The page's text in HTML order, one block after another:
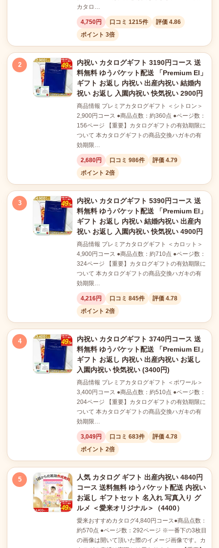
カタロ…
4,750円 口コミ 1215件
評価 4.86
ポイント 3倍
2
内祝い カタログギフト 3190円コース 送
料無料 ゆうパケット配送 「Premium El」
ギフト お返し 内祝い 出産内祝い 結婚内
祝い お返し 入園内祝い 快気祝い 2900円
商品情報 プレミアカタログギフト ＜シトロン＞
2,900円コース ●商品点数：約360点 ●ページ数：
156ページ 【重要】カタログギフトの有効期限に
ついて 本カタログギフトの商品交換ハガキの有
効期限…
2,680円 口コミ 986件
評価 4.79
ポイント 2倍
3
内祝い カタログギフト 5390円コース 送
料無料 ゆうパケット配送 「Premium El」
ギフト お返し 内祝い 結婚内祝い 出産内
祝い お返し 入園内祝い 快気祝い 4900円
商品情報 プレミアカタログギフト ＜カロット＞
4,900円コース ●商品点数：約710点 ●ページ数：
324ページ 【重要】カタログギフトの有効期限に
ついて 本カタログギフトの商品交換ハガキの有
効期限…
4,216円 口コミ 845件
評価 4.78
ポイント 2倍
4
内祝い カタログギフト 3740円コース 送
料無料 ゆうパケット配送 「Premium El」
ギフト お返し 内祝い 出産内祝い お返し
入園内祝い 快気祝い (3400円)
商品情報 プレミアカタログギフト ＜ポワール＞
3,400円コース ●商品点数：約510点 ●ページ数：
204ページ 【重要】カタログギフトの有効期限に
ついて 本カタログギフトの商品交換ハガキの有
効期限…
3,049円 口コミ 683件
評価 4.78
ポイント 2倍
5
人気 カタログ ギフト 出産内祝い 4840円
コース 送料無料 ゆうパケット配送 内祝い
お返し ギフトセット 名入れ 写真入り グ
ルメ ＜愛来オリジナル＞（4400）
愛来おすすめカタログ4,840円コース●商品点数：
約570点 ●ページ数：292ページ ※一番下の3枚目
の画像は開いて頂いた際のイメージ画像です。カ